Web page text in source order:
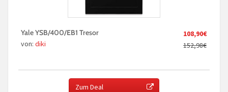
108,90€
152,98€
Yale YSB/400/EB1 Tresor
von: diki
Zum Deal